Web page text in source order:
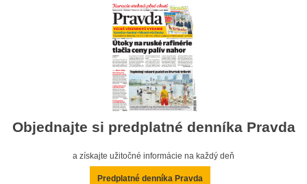
Objednajte si predplatné denníka Pravda
a získajte užitočné informácie na každý deň
Predplatné denníka Pravda